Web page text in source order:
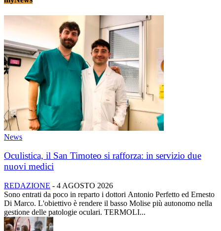
News
Oculistica, il San Timoteo si rafforza: in servizio due
nuovi medici
REDAZIONE - 4 AGOSTO 2026
Sono entrati da poco in reparto i dottori Antonio Perfetto ed Ernesto
Di Marco. L'obiettivo è rendere il basso Molise più autonomo nella
gestione delle patologie oculari. TERMOLI...